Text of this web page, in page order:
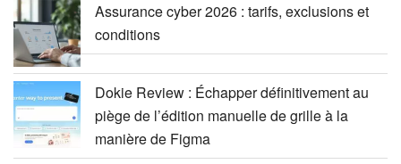
Assurance cyber 2026 : tarifs, exclusions et
conditions
Dokie Review : Échapper définitivement au
piège de l’édition manuelle de grille à la
manière de Figma